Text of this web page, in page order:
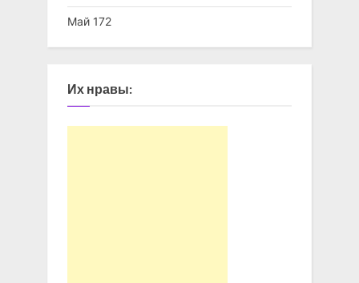
Май 172
Их нравы: